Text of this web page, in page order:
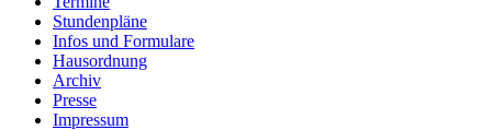
Stundenpläne
Infos und Formulare
Hausordnung
Archiv
Presse
Impressum